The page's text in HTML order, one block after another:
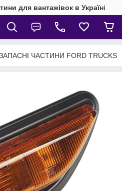
для вантажівок в Україні
ЧАСТИНИ FORD TRUCKS